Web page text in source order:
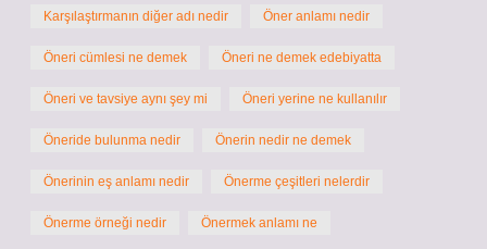
Karşılaştırmanın diğer adı nedir Öner anlamı nedir
Öneri cümlesi ne demek Öneri ne demek edebiyatta
Öneri ve tavsiye aynı şey mi Öneri yerine ne kullanılır
Öneride bulunma nedir Önerin nedir ne demek
Önerinin eş anlamı nedir Önerme çeşitleri nelerdir
Önerme örneği nedir Önermek anlamı ne